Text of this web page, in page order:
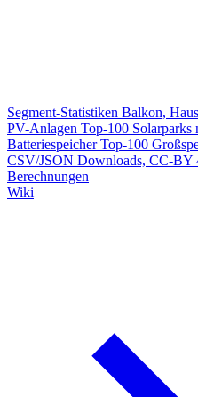
Segment-Statistiken Balkon,
PV-Anlagen Top-100 Solarparks
Batteriespeicher Top-100
CSV/JSON Downloads, CC-BY
Berechnungen
Wiki